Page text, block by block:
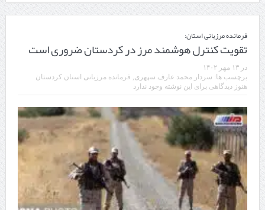
فرمانده مرزبانی استان:
تقویت کنترل هوشمند مرز در کردستان ضروری است
در ۱۳ مهر ۱۴۰۲
برچسب ها: سردار محمد عارف سپهری فرمانده مرزبانی استان کردستان
هنوز دیدگاهی برای این نوشته وجود ندارد